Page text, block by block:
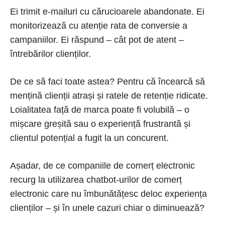
Ei trimit e-mailuri cu cărucioarele abandonate. Ei
monitorizează cu atenție rata de conversie a
campaniilor. Ei răspund – cât pot de atent –
întrebărilor clienților.
De ce să faci toate astea? Pentru că încearcă să
mențină clienții atrași și ratele de retenție ridicate.
Loialitatea față de marca poate fi volubilă – o
mișcare greșită sau o experiență frustrantă și
clientul potențial a fugit la un concurent.
Așadar, de ce companiile de comerț electronic
recurg la utilizarea chatbot-urilor de comerț
electronic care nu îmbunătățesc deloc experiența
clienților – și în unele cazuri chiar o diminuează?